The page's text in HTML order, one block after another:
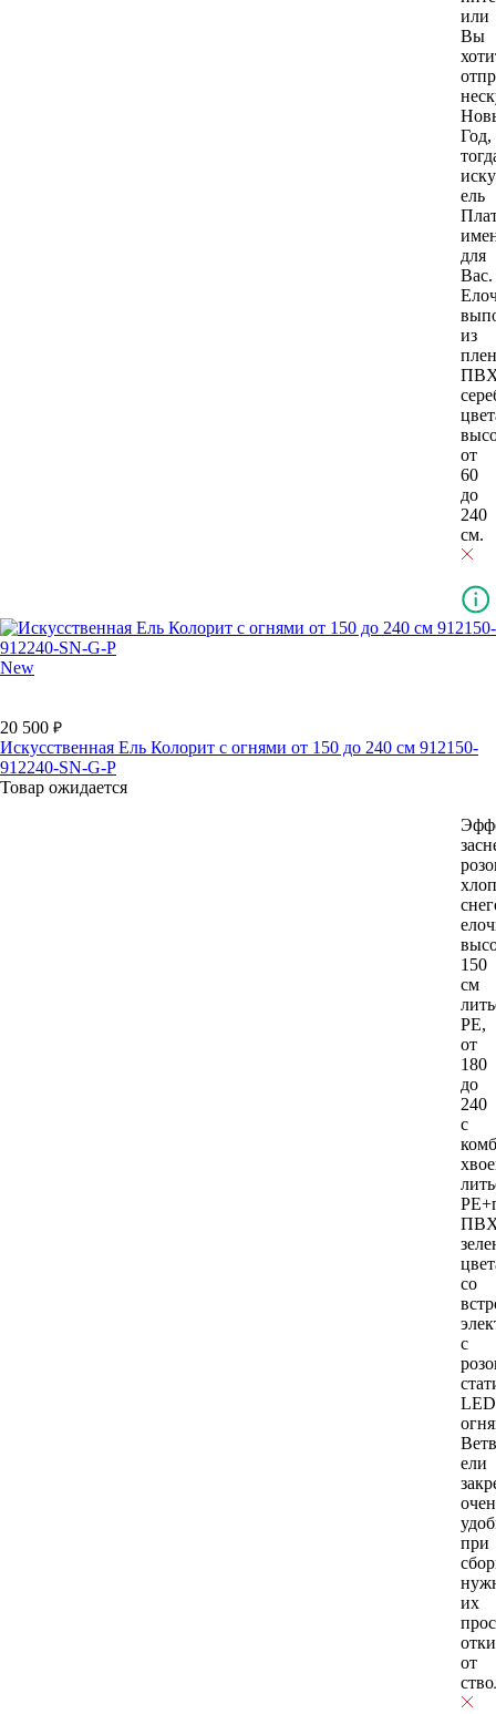
или
Вы
Год,
ель
для
Вас.
из
от
60
до
240
см.
New
20 500
Искусственная Ель Колорит с огнями от 150 до 240 см 912150-
912240-SN-G-P
Товар ожидается
150
см
РЕ,
от
180
до
240
с
со
с
LED
ели
при
их
от